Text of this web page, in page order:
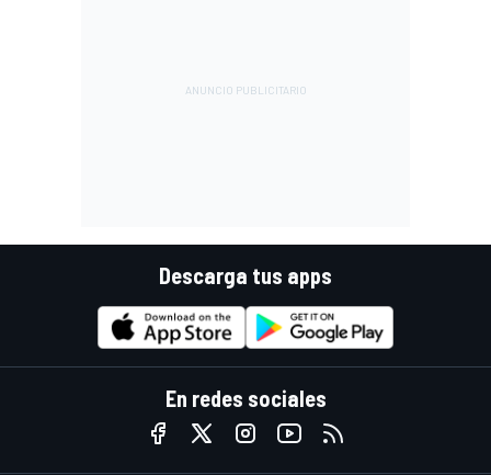
Descarga tus apps
En redes sociales